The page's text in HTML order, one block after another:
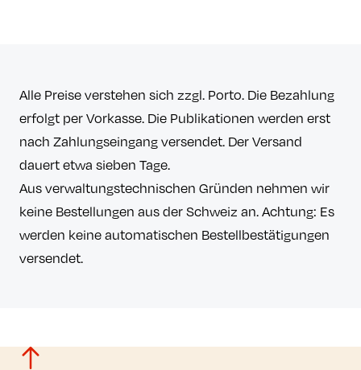
Alle Preise verstehen sich zzgl. Porto. Die Bezahlung
erfolgt per Vorkasse. Die Publikationen werden erst
nach Zahlungseingang versendet. Der Versand
dauert etwa sieben Tage.
Aus verwaltungstechnischen Gründen nehmen wir
keine Bestellungen aus der Schweiz an. Achtung: Es
werden keine automatischen Bestellbestätigungen
versendet.